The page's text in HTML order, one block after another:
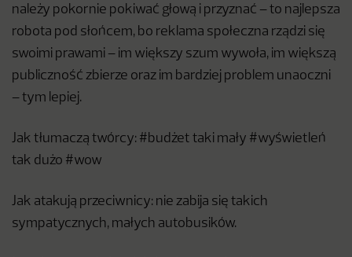
należy pokornie pokiwać głową i przyznać – to najlepsza
robota pod słońcem, bo reklama społeczna rządzi się
swoimi prawami – im większy szum wywoła, im większą
publiczność zbierze oraz im bardziej problem unaoczni
– tym lepiej.
Jak tłumaczą twórcy: #budżet taki mały #wyświetleń
tak dużo #wow
Jak atakują przeciwnicy: nie zabija się takich
sympatycznych, małych autobusików.